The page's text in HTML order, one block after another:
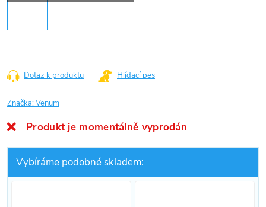
Dotaz k produktu Hlídací pes
Značka:Venum
Produkt je momentálně vyprodán
Vybíráme podobné skladem: